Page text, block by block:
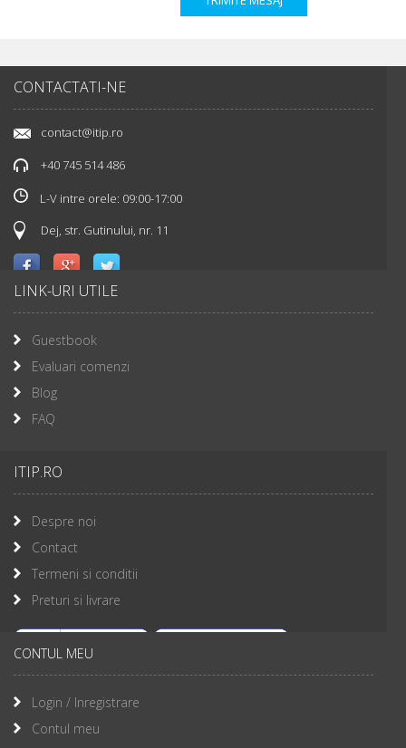
CONTACTATI-NE
contact@itip.ro
+40 745 514 486
L-V intre orele: 09:00-17:00
Dej, str. Gutinului, nr. 11
LINK-URI UTILE
Guestbook
Evaluari comenzi
Blog
FAQ
ITIP.RO
Despre noi
Contact
Termeni si conditii
Preturi si livrare
CONTUL MEU
Login / Inregistrare
Contul meu